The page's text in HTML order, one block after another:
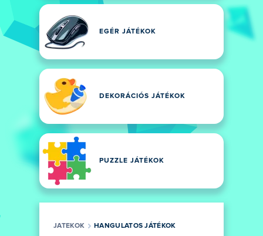
EGÉR JÁTÉKOK
DEKORÁCIÓS JÁTÉKOK
PUZZLE JÁTÉKOK
JATEKOK HANGULATOS JÁTÉKOK